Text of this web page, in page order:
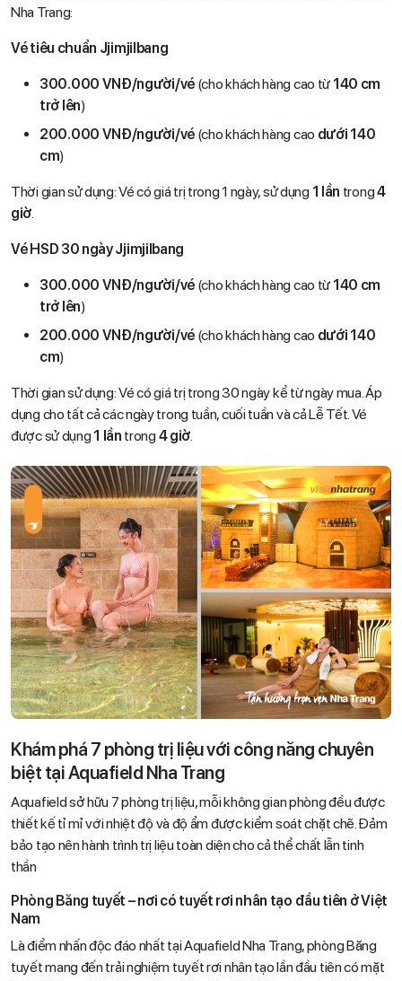
Nha Trang:
Vé tiêu chuẩn Jjimjilbang
300.000 VNĐ/người/vé (cho khách hàng cao từ 140 cm
trở lên)
200.000 VNĐ/người/vé (cho khách hàng cao dưới 140
cm)
Thời gian sử dụng: Vé có giá trị trong 1 ngày, sử dụng 1 lần trong4
giờ.
Vé HSD 30 ngày Jjimjilbang
300.000 VNĐ/người/vé (cho khách hàng cao từ 140 cm
trở lên)
200.000 VNĐ/người/vé (cho khách hàng cao dưới 140
cm)
Thời gian sử dụng: Vé có giá trị trong 30 ngày kể từ ngày mua. Áp
dụng cho tất cả các ngày trong tuần, cuối tuần và cả Lễ Tết. Vé
được sử dụng 1 lần trong 4 giờ.
Khám phá 7 phòng trị liệu với công năng chuyên
biệt tại Aquafield Nha Trang
Aquafield sở hữu 7 phòng trị liệu, mỗi không gian phòng đều được
thiết kế tỉ mỉ với nhiệt độ và độ ẩm được kiểm soát chặt chẽ. Đảm
bảo tạo nên hành trình trị liệu toàn diện cho cả thể chất lẫn tinh
thần
Phòng Băng tuyết – nơi có tuyết rơi nhân tạo đầu tiên ở Việt
Nam
Là điểm nhấn độc đáo nhất tại Aquafield Nha Trang, phòng Băng
tuyết mang đến trải nghiệm tuyết rơi nhân tạo lần đầu tiên có mặt